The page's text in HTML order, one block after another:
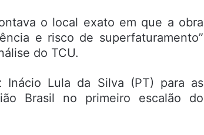
o local exato em que a obra
e risco de superfaturamento”
do TCU.
Lula da Silva (PT) para as
Brasil no primeiro escalão do